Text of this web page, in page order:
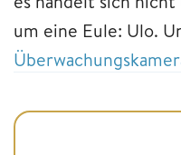
um eine Eule: Ulo.